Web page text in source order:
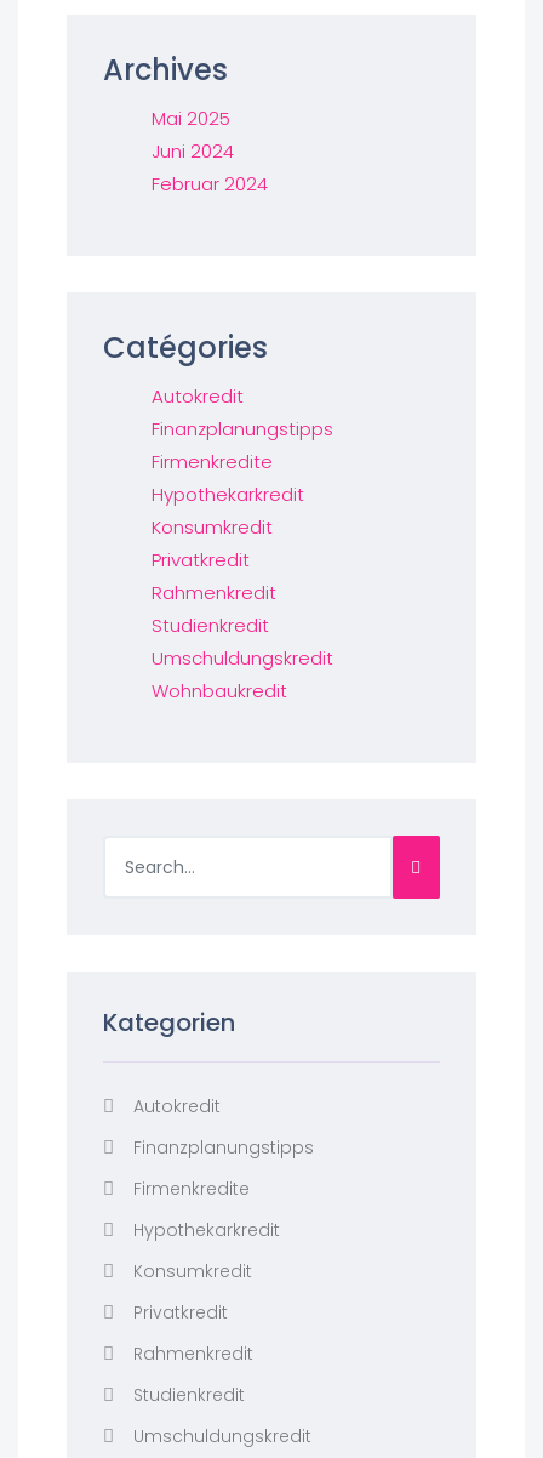
Archives
Mai 2025
Juni 2024
Februar 2024
Catégories
Autokredit
Finanzplanungstipps
Firmenkredite
Hypothekarkredit
Konsumkredit
Privatkredit
Rahmenkredit
Studienkredit
Umschuldungskredit
Wohnbaukredit
Kategorien
Autokredit
Finanzplanungstipps
Firmenkredite
Hypothekarkredit
Konsumkredit
Privatkredit
Rahmenkredit
Studienkredit
Umschuldungskredit